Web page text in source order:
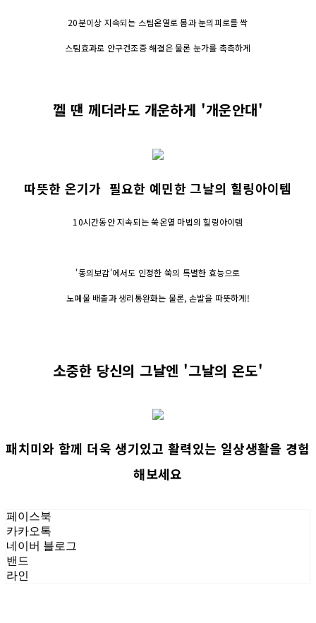
20분이상 지속되는 스팀온열로 몸과 눈의피로를 싹
스팀효과로 안구건조증 해결은 물론 눈가를 촉촉하게
껠 땐 께더라도 개운하게 '개운안대'
따뜻한 온기가 필요한 예민한 그날의 힐링아이템
10시간동안 지속되는 쑥온열 마법의 힐링아이템
'동의보감'에서도 인정한 쑥의 특별한 효능으로
노폐물 배출과 생리통완화는 물론, 손발을 따뜻하게!
소중한 당신의 그날엔 '그날의 온도'
패치미와 함께 더욱 생기있고 활력있는 일상생활을 경험
해보세요
페이스북
카카오톡
네이버 블로그
밴드
라인